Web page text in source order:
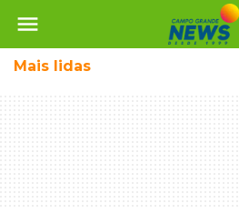
menu
Mais lidas